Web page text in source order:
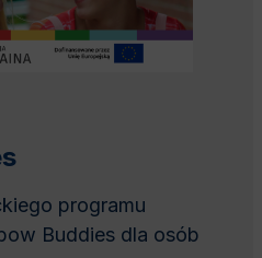
programu
Buddies dla osób